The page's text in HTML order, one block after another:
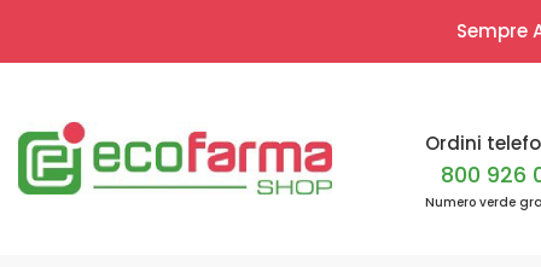
Sempre
Ordini
800 926
Numero verde